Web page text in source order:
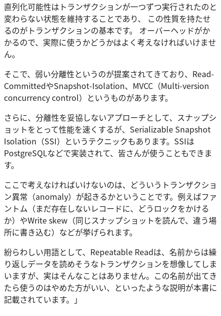
直列化可能性はトランザクションが一つずつ実行されたのと
変わらない状態を維持することであり、 この性質を持たせ
るのがトランザクションの基本です。 オーバーヘッドがか
かるので、実際に使うかどうかはよく考えなければいけませ
ん。
そこで、弱い分離性というのが提案されてきており、Read-
CommittedやSnapshot-Isolation、MVCC（Multi-version
concurrency control）というものがあります。
さらに、分離性を妥協しないアプローチとして、スナップシ
ョットをとって性能を速くするが、Serializable Snapshot
Isolation（SSI）というテクニックもあります。SSIは
PostgreSQLなどで実装されて、皆さんが使うこともできま
す。
ここで考えなければいけないのは、どういうトランザクショ
ン異常（anomaly）が起きるかということです。例えばファ
ントム（まだ存在しないレコードに、どうロックをかける
か）やWrite skew（同じスナップショットを読んで、違う場
所に書き込む）などが挙げられます。
紛らわしい用語として、Repeatable Readは、名前からは繰
り返しデータを読めそうなトランザクションを想像してしま
いますが、実はそんなことはありません。この名前が出てき
たら使うのはやめた方がいい、といったような説明が本書に
記載されています。」